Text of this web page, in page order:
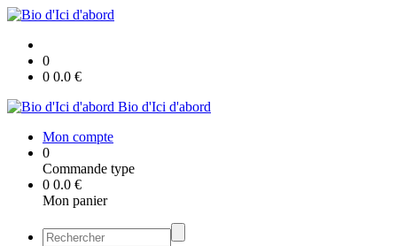
0
0 0.0 €
Bio d'Ici d'abord
Mon compte
0
Commande type
0 0.0 €
Mon panier